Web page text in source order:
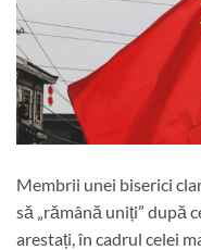
Membrii unei biserici
să „rămână uniți” după
arestați, în cadrul celei